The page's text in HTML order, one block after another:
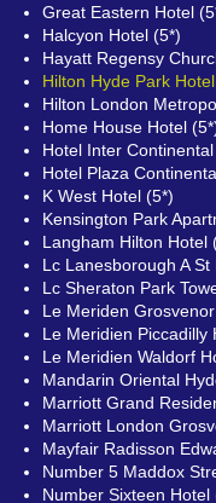
Great Eastern Hotel
Halcyon Hotel (5*)
Hayatt Regensy
Hilton Hyde Park
Hilton London
Home House Hotel
Hotel Inter
Hotel Plaza
K West Hotel (5*)
Kensington Park
Langham Hilton Hotel
Lc Lanesborough A
Lc Sheraton Park
Le Meriden
Le Meridien Piccadilly
Le Meridien Waldorf
Mandarin Oriental
Marriott Grand
Marriott London
Mayfair Radisson
Number 5 Maddox
Number Sixteen Hotel